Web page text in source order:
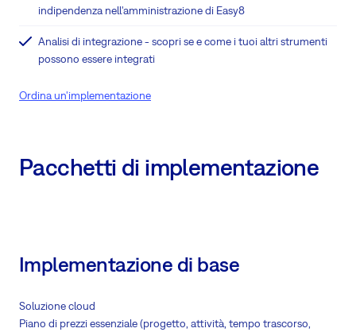
indipendenza nell'amministrazione di Easy8
Analisi di integrazione - scopri se e come i tuoi altri strumenti
possono essere integrati
Ordina un'implementazione
Pacchetti di implementazione
Implementazione di base
Soluzione cloud
Piano di prezzi essenziale (progetto, attività, tempo trascorso,